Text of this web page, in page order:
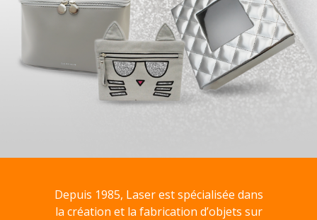
Depuis 1985, Laser est spécialisée dans
la création et la fabrication d’objets sur